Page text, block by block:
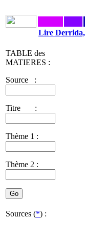
Lire
TABLE des
MATIERES :
Source :
Titre :
Thème 1 :
Thème 2 :
Sources (*) :